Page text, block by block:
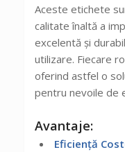
Aceste etichete
calitate înaltă a
excelentă și
utilizare. Fiecare
oferind astfel o
pentru nevoile de
Avantaje:
Eficiență